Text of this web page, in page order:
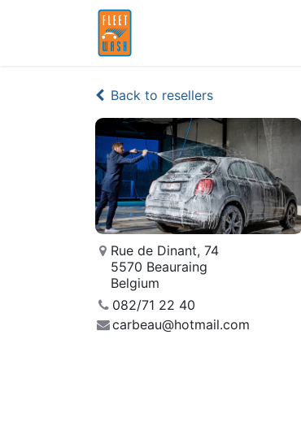
Back to resellers
Rue de Dinant, 74
5570 Beauraing
Belgium
082/71 22 40
carbeau@hotmail.com